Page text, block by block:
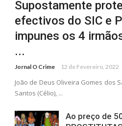
Supostamente
efectivos do SIC e
impunes os 4
...
Jornal O Crime 12 de Fevereiro, 2022
João de Deus Oliveira Gomes dos
Santos (Célio), ...
Ao preço de